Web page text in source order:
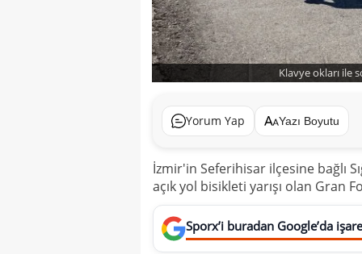
Klavye okları ile
Yorum Yap Yazı Boyutu
İzmir'in Seferihisar ilçesine bağlı
açık yol bisikleti yarışı olan Gran
Sporx’i buradan Google’da